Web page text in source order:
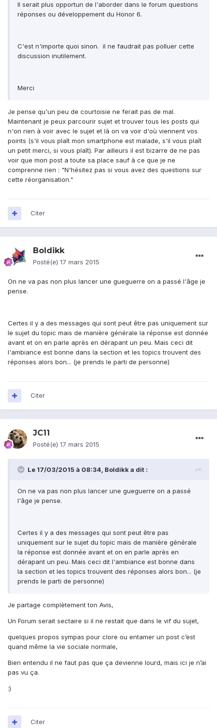
Il serait plus opportun de l'aborder dans le forum questions
réponses ou développement du Honor 6.
C'est n'importe quoi sinon. il ne faudrait pas polluer cette
discussion inutilement.
Merci
Je pense qu'un peu de courtoisie ne ferait pas de mal.
Maintenant je peux parcourir sujet et trouver tous les posts qui
n'on rien à voir avec le sujet et là on va voir d'où viennent vos
points (s'il vous plaît mon smartphone est malade, s'il vous plaît
un petit merci, si vous plaît). Par ailleurs il est bizarre de ne pas
voir que mon post a toute sa place sauf à ce que je ne
comprenne rien : "N'hésitez pas si vous avez des questions sur
cette réorganisation."
Citer
Boldikk
Posté(e) 17 mars 2015
On ne va pas non plus lancer une gueguerre on a passé l'âge je
pense.
Certes il y a des messages qui sont peut être pas uniquement sur
le sujet du topic mais de manière générale la réponse est donnée
avant et on en parle après en dérapant un peu. Mais ceci dit
l'ambiance est bonne dans la section et les topics trouvent des
réponses alors bon... (je prends le parti de personne)
Citer
JC11
Posté(e) 17 mars 2015
Le 17/03/2015 à 08:34, Boldikk a dit :
On ne va pas non plus lancer une gueguerre on a passé
l'âge je pense.
Certes il y a des messages qui sont peut être pas
uniquement sur le sujet du topic mais de manière générale
la réponse est donnée avant et on en parle après en
dérapant un peu. Mais ceci dit l'ambiance est bonne dans
la section et les topics trouvent des réponses alors bon... (je
prends le parti de personne)
Je partage complètement ton Avis,
Un Forum serait sectaire si il ne restait que dans le vif du sujet,
quelques propos sympas pour clore ou entamer un post c’est
quand même la vie sociale normale,
Bien entendu il ne faut pas que ça devienne lourd, mais ici je n’ai
pas vu ça.
:)
Citer